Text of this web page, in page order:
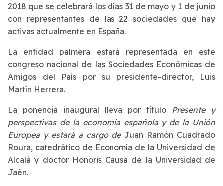
2018 que se celebrará los días 31 de mayo y 1 de junio
con representantes de las 22 sociedades que hay
activas actualmente en España.
La entidad palmera estará representada en este
congreso nacional de las Sociedades Económicas de
Amigos del País por su presidente-director, Luis
Martín Herrera.
La ponencia inaugural lleva por título Presente y
perspectivas de la economía española y de la Unión
Europea y estará a cargo deJuan Ramón Cuadrado
Roura, catedrático de Economía de la Universidad de
Alcalá y doctor Honoris Causa de la Universidad de
Jaén.